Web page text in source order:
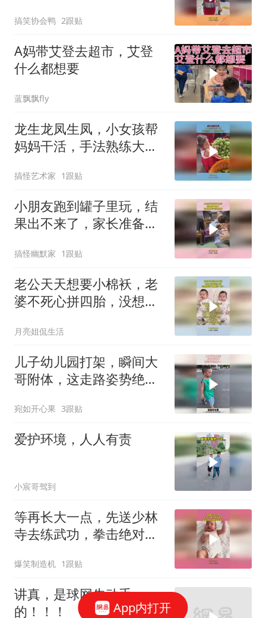
搞笑协会鸭 2跟贴
A妈带艾登去超市，艾登
什么都想要
蓝飘飘fly
龙生龙凤生凤，小女孩帮
妈妈干活，手法熟练大人
搞怪艺术家 1跟贴
小朋友跑到罐子里玩，结
果出不来了，家长准备学
搞怪幽默家 1跟贴
老公天天想要小棉袄，老
婆不死心拼四胎，没想到
月亮姐侃生活
儿子幼儿园打架，瞬间大
哥附体，这走路姿势绝
宛如开心果 3跟贴
爱护环境，人人有责
小宸哥驾到
等再长大一点，先送少林
寺去练武功，拳击绝对世
爆笑制造机 1跟贴
讲真，是球网先动手
的！！！
App内打开